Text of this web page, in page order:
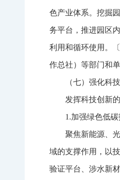
色产业体系。挖掘
务平台，推进园区
利用和循环使用。
作总社）等部门和
（七）强化科
发挥科技创新
1.加强绿色低
聚焦新能源、
域的支撑作用，以
验证平台、涉水新